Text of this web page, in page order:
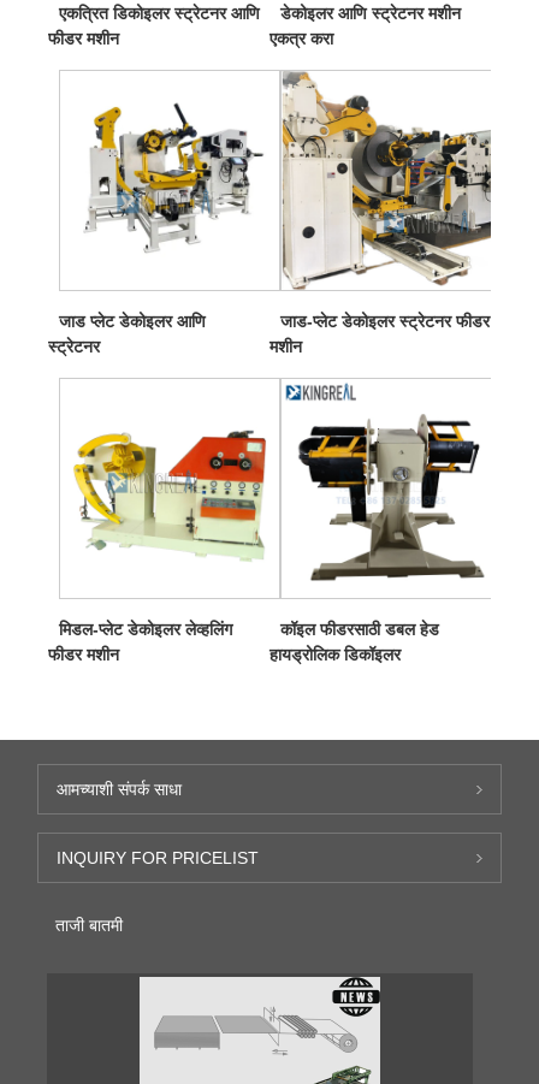
एकत्रित डिकोइलर स्ट्रेटनर आणि
फीडर मशीन
डेकोइलर आणि स्ट्रेटनर मशीन
एकत्र करा
जाड प्लेट डेकोइलर आणि
स्ट्रेटनर
जाड-प्लेट डेकोइलर स्ट्रेटनर फीडर
मशीन
मिडल-प्लेट डेकोइलर लेव्हलिंग
फीडर मशीन
कॉइल फीडरसाठी डबल हेड
हायड्रोलिक डिकॉइलर
आमच्याशी संपर्क साधा
INQUIRY FOR PRICELIST
ताजी बातमी